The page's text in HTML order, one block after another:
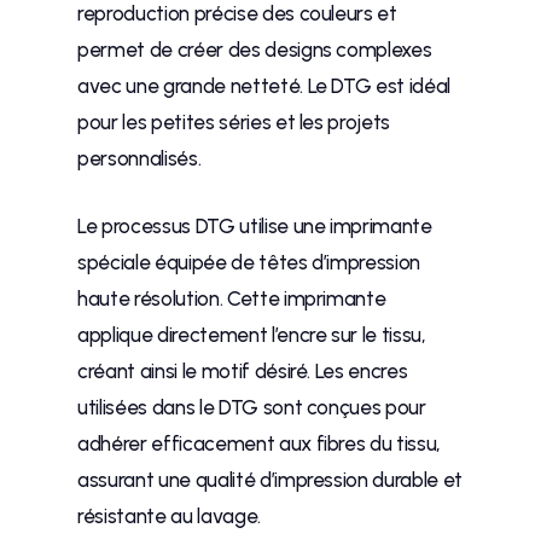
reproduction précise des couleurs et
permet de créer des designs complexes
avec une grande netteté. Le DTG est idéal
pour les petites séries et les projets
personnalisés.
Le processus DTG utilise une imprimante
spéciale équipée de têtes d’impression
haute résolution. Cette imprimante
applique directement l’encre sur le tissu,
créant ainsi le motif désiré. Les encres
utilisées dans le DTG sont conçues pour
adhérer efficacement aux fibres du tissu,
assurant une qualité d’impression durable et
résistante au lavage.